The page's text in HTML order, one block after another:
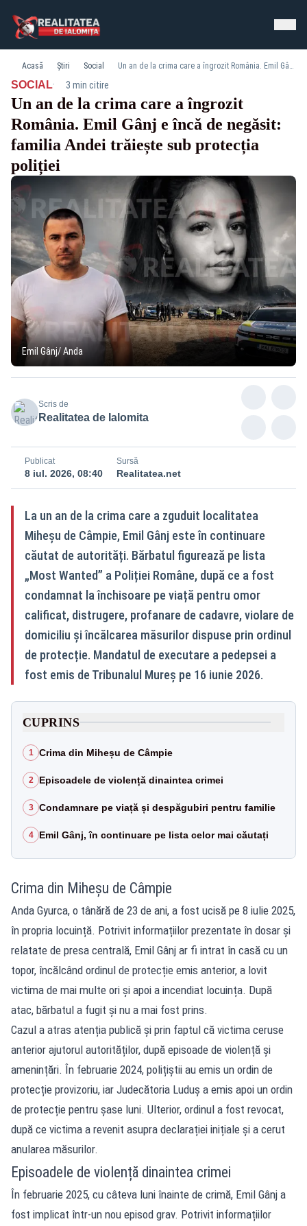
Acasă Știri Social Un an de la crima care a îngrozit România. Emil Gânj e încă de negăsit: familia Andei trăiește sub protecția poliției
SOCIAL· 3 min citire
Un an de la crima care a îngrozit
România. Emil Gânj e încă de negăsit:
familia Andei trăiește sub protecția
poliției
Emil Gânj/ Anda
Scris de
Realitatea de Ialomita
Publicat
8 iul. 2026, 08:40
Sursă
Realitatea.net
La un an de la crima care a zguduit localitatea
Miheșu de Câmpie, Emil Gânj este în continuare
căutat de autorități. Bărbatul figurează pe lista
„Most Wanted” a Poliției Române, după ce a fost
condamnat la închisoare pe viață pentru omor
calificat, distrugere, profanare de cadavre, violare de
domiciliu și încălcarea măsurilor dispuse prin ordinul
de protecție. Mandatul de executare a pedepsei a
fost emis de Tribunalul Mureș pe 16 iunie 2026.
CUPRINS
1 Crima din Miheșu de Câmpie
2 Episoadele de violență dinaintea crimei
3 Condamnare pe viață și despăgubiri pentru familie
4 Emil Gânj, în continuare pe lista celor mai căutați
Crima din Miheșu de Câmpie
Anda Gyurca, o tânără de 23 de ani, a fost ucisă pe 8 iulie 2025,
în propria locuință. Potrivit informațiilor prezentate în dosar și
relatate de presa centrală, Emil Gânj ar fi intrat în casă cu un
topor, încălcând ordinul de protecție emis anterior, a lovit
victima de mai multe ori și apoi a incendiat locuința. După
atac, bărbatul a fugit și nu a mai fost prins.
Cazul a atras atenția publică și prin faptul că victima ceruse
anterior ajutorul autorităților, după episoade de violență și
amenințări. În februarie 2024, polițiștii au emis un ordin de
protecție provizoriu, iar Judecătoria Luduș a emis apoi un ordin
de protecție pentru șase luni. Ulterior, ordinul a fost revocat,
după ce victima a revenit asupra declarației inițiale și a cerut
anularea măsurilor.
Episoadele de violență dinaintea crimei
În februarie 2025, cu câteva luni înainte de crimă, Emil Gânj a
fost implicat într-un nou episod grav. Potrivit informațiilor